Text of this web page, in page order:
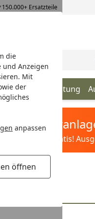
die
und Anzeigen
Mit
der
anpassen
öffnen
150.000+ Ersatzteile
Suche
Beleuchtung
Filter&Pflege gratis!